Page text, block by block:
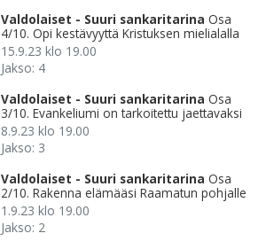
Valdolaiset - Suuri sankaritarina Osa
4/10. Opi kestävyyttä Kristuksen mielialalla
15.9.23 klo 19.00
Jakso: 4
Valdolaiset - Suuri sankaritarina Osa
3/10. Evankeliumi on tarkoitettu jaettavaksi
8.9.23 klo 19.00
Jakso: 3
Valdolaiset - Suuri sankaritarina Osa
2/10. Rakenna elämääsi Raamatun pohjalle
1.9.23 klo 19.00
Jakso: 2